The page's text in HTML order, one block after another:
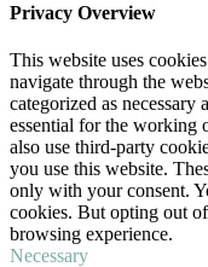
Privacy Overview
This website uses
navigate through the
categorized as necessary
essential for the working
also use third-party
you use this website.
only with your consent.
cookies. But opting out
browsing experience.
Necessary